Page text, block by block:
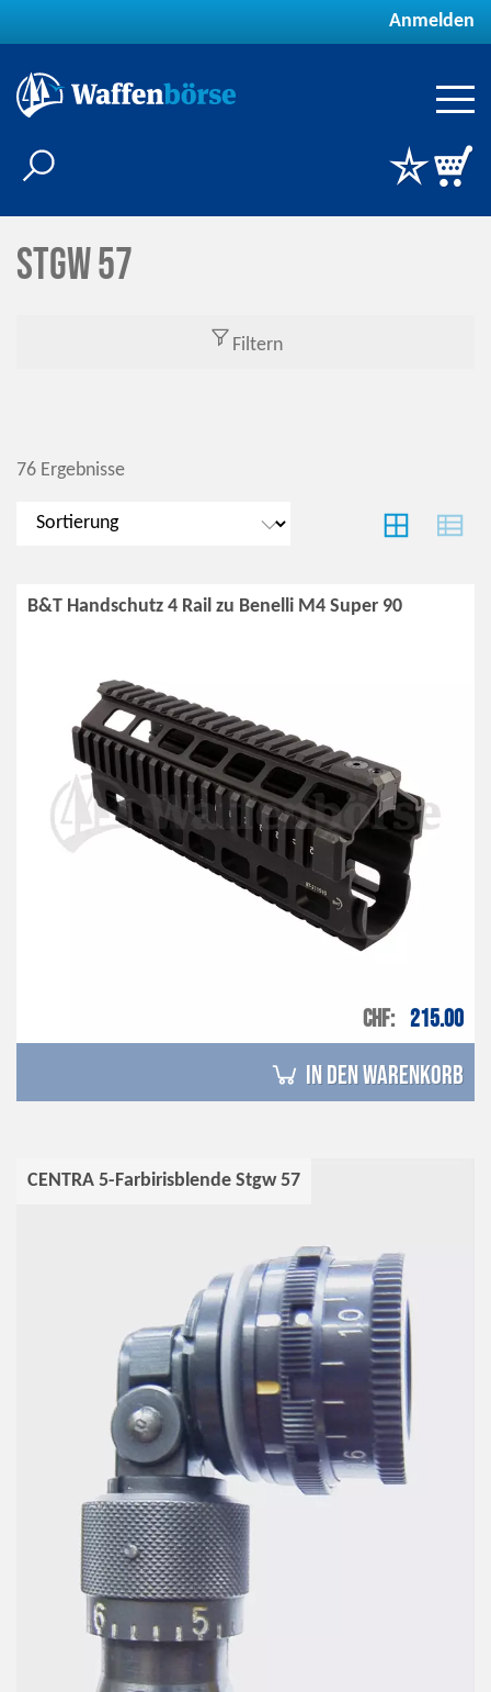
Anmelden
Stgw 57
Filtern
76 Ergebnisse
B&T Handschutz 4 Rail zu Benelli M4 Super 90
CHF 215.00
in den Warenkorb
CENTRA 5-Farbirisblende Stgw 57